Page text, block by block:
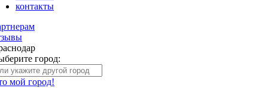
контакты
город:
мой город!